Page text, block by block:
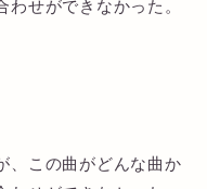
せができなかった。
、この曲がどんな曲か